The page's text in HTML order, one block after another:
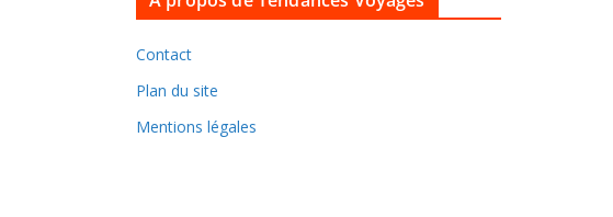
s
Contact
Plan du site
Mentions légales